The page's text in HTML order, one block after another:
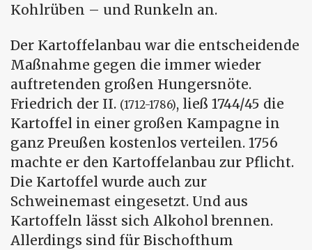
Kohlrüben – und Runkeln an.
Der Kartoffelanbau war die entscheidende
Maßnahme gegen die immer wieder
auftretenden großen Hungersnöte.
Friedrich der II. (1712-1786), ließ 1744/45 die
Kartoffel in einer großen Kampagne in
ganz Preußen kostenlos verteilen. 1756
machte er den Kartoffelanbau zur Pflicht.
Die Kartoffel wurde auch zur
Schweinemast eingesetzt. Und aus
Kartoffeln lässt sich Alkohol brennen.
Allerdings sind für Bischofthum